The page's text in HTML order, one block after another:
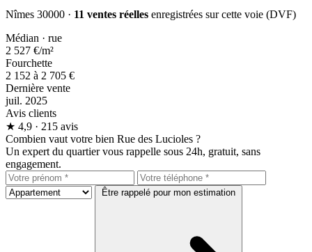
Nîmes 30000 · 11 ventes réelles enregistrées sur cette voie (DVF)
Médian · rue
2 527 €/m²
Fourchette
2 152 à 2 705 €
Dernière vente
juil. 2025
Avis clients
★ 4,9 · 215 avis
Combien vaut votre bien Rue des Lucioles ?
Un expert du quartier vous rappelle sous 24h, gratuit, sans
engagement.
Être rappelé pour mon estimation